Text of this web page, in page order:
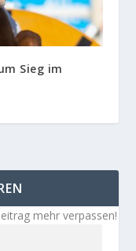
Sieg im
mehr verpassen!